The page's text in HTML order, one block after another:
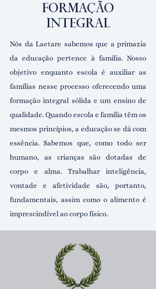
FORMAÇÃO
INTEGRAL
Nós da Laetare sabemos que a primazia
da educação pertence à família. Nosso
objetivo enquanto escola é auxiliar as
famílias nesse processo oferecendo uma
formação integral sólida e um ensino de
qualidade. Quando escola e família têm os
mesmos princípios, a educação se dá com
essência. Sabemos que, como todo ser
humano, as crianças são dotadas de
corpo e alma. Trabalhar inteligência,
vontade e afetividade são, portanto,
fundamentais, assim como o alimento é
imprescindível ao corpo físico.